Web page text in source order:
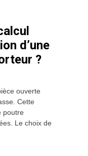
d’une
?
ouverte
Cette
poutre
Le choix de